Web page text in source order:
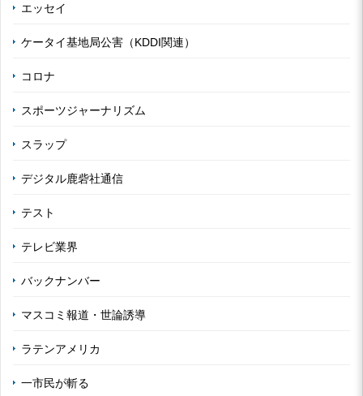
エッセイ
ケータイ基地局公害（KDDI関連）
コロナ
スポーツジャーナリズム
スラップ
デジタル鹿砦社通信
テスト
テレビ業界
バックナンバー
マスコミ報道・世論誘導
ラテンアメリカ
一市民が斬る